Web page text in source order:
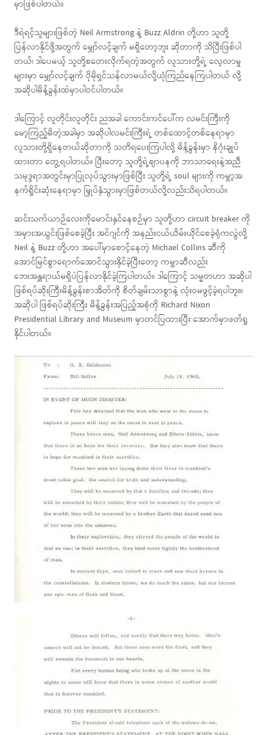
မှာဖြစ်ပါတယ်။
ဒီရဲရင့်သူများဖြစ်တဲ့ Neil Armstrong နဲ့ Buzz Aldrin တို့ဟာ သူတို့
ပြန်လာနိုင်ဖို့အတွက် မျှော်လင့်ချက် မရှိတော့ဘူး ဆိုတာကို သိပြီးဖြစ်ပါ
တယ်၊ ဒါပေမယ့် သူတို့စတေးလိုက်ရတဲ့အတွက် လူသားတို့ရဲ့ လေ့လာမှု
များမှာ မျှော်လင့်ချက် ပိုမိုရှင်သန်လာမယ်လို့ယုံကြည်နေကြပါတယ် လို့
အဆိုပါမိန့်ခွန်းထဲမှာပါဝင်ပါတယ်။
ဒါကြောင့် လူတိုင်းလူတိုင်း ညအခါ ကောင်းကင်ပေါ်က လမင်းကြီးကို
မော့ကြည့်မိတဲ့အခါမှာ အဆိုပါလမင်းကြီးရဲ့ တစ်ထောင့်တစ်နေရာမှာ
လူသားတို့ရှိနေတယ်ဆိုတာကို သတိရပေးကြပါလို့ မိန့်ခွန်းမှာ နိဂုံးချုပ်
ထားတာ တွေ့ရပါတယ်။ ပြီးတော့ သူတို့ရဲ့ဈာပနကို ဘာသာရေးနဲ့အညီ
သမုဒ္ဒရာအတွင်းမှာပြုလုပ်သွားမှာဖြစ်ပြီး သူတို့ရဲ့ soul များကို ကမ္ဘာ့အ
နက်ရှိုင်းဆုံးနေရာမှာ မြှုပ်နှံသွားမှာဖြစ်တယ်လို့လည်းသိရပါတယ်။
ဆင်းသက်ယာဉ်လေးကိုမောင်းနှင်နေစဉ်မှာ သူတို့ဟာ circuit breaker ကို
အမှားအယွင်းဖြစ်စေခဲ့ပြီး အင်ဂျင်ကို အနည်းငယ်ယိမ်းယိုင်စေခဲ့ရုံကလွဲလို့
Neil နဲ့ Buzz တို့ဟာ အပေါ်မှာစောင့်နေတဲ့ Michael Collins ဆီကို
အောင်မြင်စွာရောက်အောင်သွားနိုင်ခဲ့ပြီးတော့ ကမ္ဘာဆီလည်း
ဘေးအန္တရာယ်မရှိပဲပြန်လာနိုင်ခဲ့ကြပါတယ်။ ဒါကြောင့် သမ္မတဟာ အဆိုပါ
ဖြစ်ရပ်ဆိုးကြီးမိန့်ခွန်းစာအိတ်ကို စိတ်ချမ်းသာစွာနဲ့ လုံးဝမဖွင့်ခဲ့ရပါဘူး။
အဆိုပါ ဖြစ်ရပ်ဆိုးကြီး မိန့်ခွန်းအပြည့်အစုံကို Richard Nixon
Presidential Library and Museum မှာတင်ပြထားပြီး အောက်မှာဖတ်ရှု
နိုင်ပါတယ်။